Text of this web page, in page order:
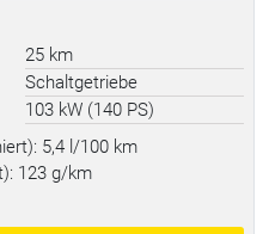
25 km
Schaltgetriebe
103 kW (140 PS)
5,4 l/100 km
123 g/km